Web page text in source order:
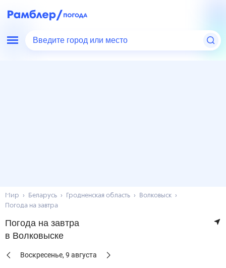
Введите город или место
Мир Беларусь Гродненская область
Волковыск
Погода на завтра
Погода на завтра
в Волковыске
Воскресенье, 9 августа